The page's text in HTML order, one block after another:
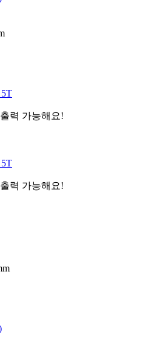
력 가능해요!
력 가능해요!